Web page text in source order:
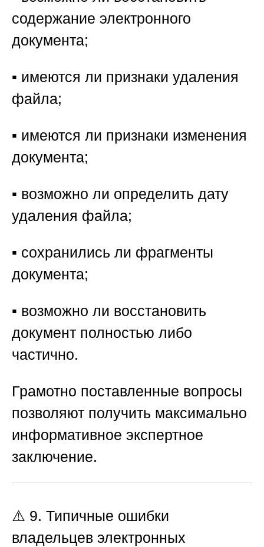
содержание электронного
документа;
▪️ имеются ли признаки удаления
файла;
▪️ имеются ли признаки изменения
документа;
▪️ возможно ли определить дату
удаления файла;
▪️ сохранились ли фрагменты
документа;
▪️ возможно ли восстановить
документ полностью либо
частично.
Грамотно поставленные вопросы
позволяют получить максимально
информативное экспертное
заключение.
⚠️ 9. Типичные ошибки
владельцев электронных